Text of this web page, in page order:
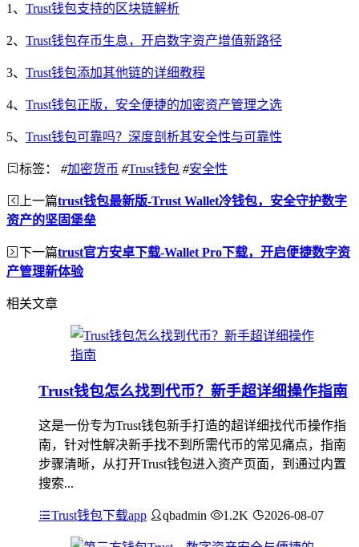
1、 Trust钱包支持的区块链解析
2、 Trust钱包存币生息，开启数字资产增值新路径
3、 Trust钱包添加其他链的详细教程
4、 Trust钱包正版，安全便捷的加密资产管理之选
5、 Trust钱包可靠吗？深度剖析其安全性与可靠性
标签： #加密货币 #Trust钱包 #安全性
上一篇trust钱包最新版-Trust Wallet冷钱包，安全守护数字
资产的坚固堡垒
下一篇trust官方安卓下载-Wallet Pro下载，开启便捷数字资
产管理新体验
相关文章
Trust钱包怎么找到代币？新手超详细操作指南
这是一份专为Trust钱包新手打造的超详细找代币操作指
南，针对性解决新手找不到所需代币的常见痛点，指南
步骤清晰，从打开Trust钱包进入资产页面，到通过内置
搜索...
Trust钱包下载app qbadmin 1.2K 2026-08-07